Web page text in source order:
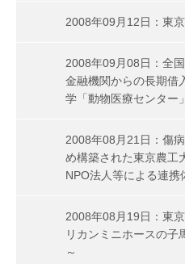
2008年09月12日：東
2008年09月08日：全
金融機関からの長期借
学「動物医療センター
2008年08月21日：傷
め構築された東京農工
NPO法人等による連携
2008年08月19日：東
リカンミニホースの子
～